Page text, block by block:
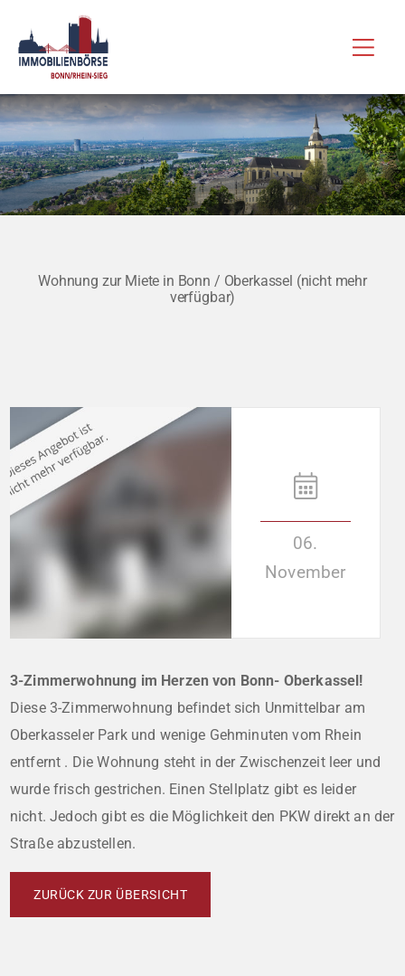
Inhalt
springen
Wohnung zur Miete in Bonn / Oberkassel (nicht mehr
verfügbar)
06.
November
3-Zimmerwohnung im Herzen von Bonn- Oberkassel!
Diese 3-Zimmerwohnung befindet sich Unmittelbar am
Oberkasseler Park und wenige Gehminuten vom Rhein
entfernt . Die Wohnung steht in der Zwischenzeit leer und
wurde frisch gestrichen. Einen Stellplatz gibt es leider
nicht. Jedoch gibt es die Möglichkeit den PKW direkt an der
Straße abzustellen.
ZURÜCK ZUR ÜBERSICHT